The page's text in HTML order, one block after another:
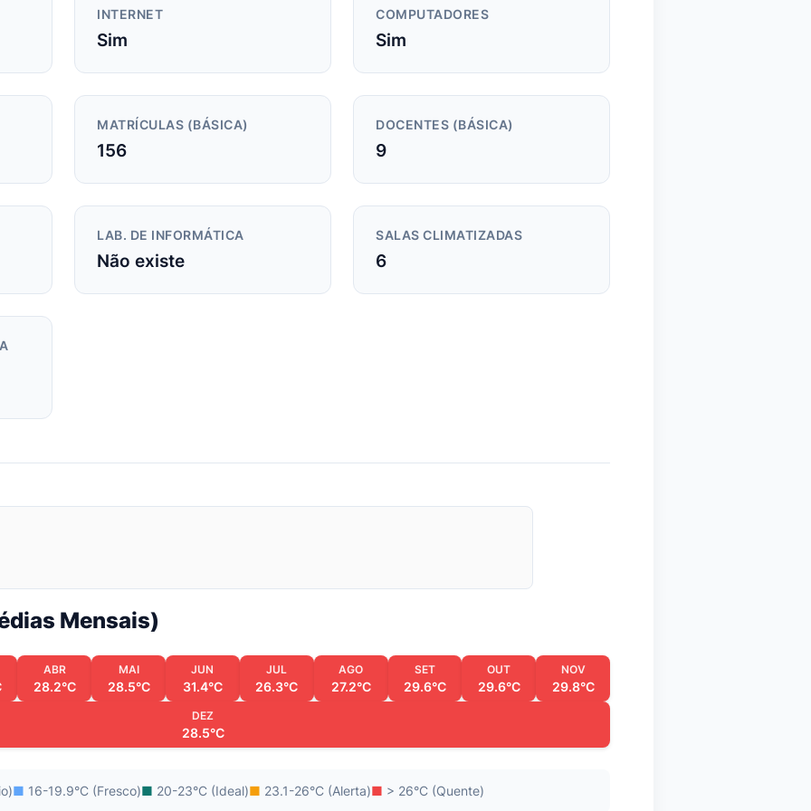
INTERNET
Sim
COMPUTADORES
Sim
MATRÍCULAS (BÁSICA)
156
DOCENTES (BÁSICA)
9
LAB. DE INFORMÁTICA
Não existe
SALAS CLIMATIZADAS
6
Mensais)
ABR
28.2°C
MAI
28.5°C
JUN
31.4°C
JUL
26.3°C
AGO
27.2°C
SET
29.6°C
OUT
29.6°C
NOV
29.8°C
DEZ
28.5°C
■ 16-19.9°C (Fresco)■ 20-23°C (Ideal)■ 23.1-26°C (Alerta)■ > 26°C (Quente)